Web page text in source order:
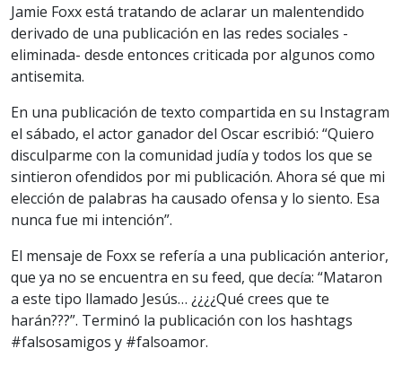
Jamie Foxx está tratando de aclarar un malentendido
derivado de una publicación en las redes sociales -
eliminada- desde entonces criticada por algunos como
antisemita.
En una publicación de texto compartida en su Instagram
el sábado, el actor ganador del Oscar escribió: “Quiero
disculparme con la comunidad judía y todos los que se
sintieron ofendidos por mi publicación. Ahora sé que mi
elección de palabras ha causado ofensa y lo siento. Esa
nunca fue mi intención”.
El mensaje de Foxx se refería a una publicación anterior,
que ya no se encuentra en su feed, que decía: “Mataron
a este tipo llamado Jesús… ¿¿¿¿Qué crees que te
harán???”. Terminó la publicación con los hashtags
#falsosamigos y #falsoamor.